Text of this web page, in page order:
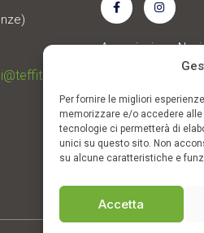
Per fornire le migliori
memorizzare e/o accedere
tecnologie ci permetterà di
unici su questo sito. Non
su alcune caratteristiche e
Accetta
Associazione
Terapie Forestali